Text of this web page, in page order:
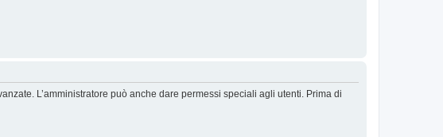
L’amministratore può anche dare permessi speciali agli utenti. Prima di